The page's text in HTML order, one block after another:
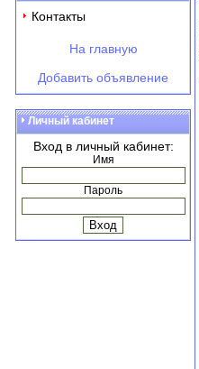
Контакты
На главную
Добавить объявление
Личный кабинет
Вход в личный кабинет:
Имя
Пароль